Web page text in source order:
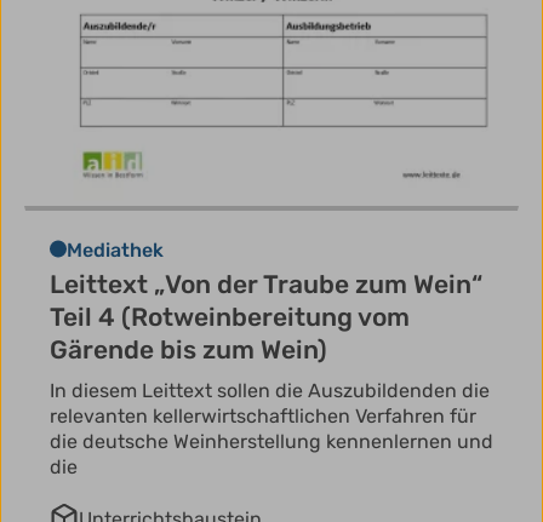
Mediathek
Leittext „Von der Traube zum Wein“
Teil 4 (Rotweinbereitung vom
Gärende bis zum Wein)
In diesem Leittext sollen die Auszubildenden die
relevanten kellerwirtschaftlichen Verfahren für
die deutsche Weinherstellung kennenlernen und
die